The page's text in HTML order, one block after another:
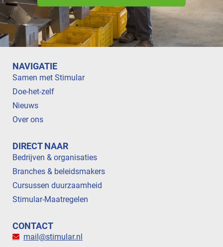
NAVIGATIE
Samen met Stimular
Doe-het-zelf
Nieuws
Over ons
DIRECT NAAR
Bedrijven & organisaties
Branches & beleidsmakers
Cursussen duurzaamheid
Stimular-Maatregelen
CONTACT
mail@stimular.nl